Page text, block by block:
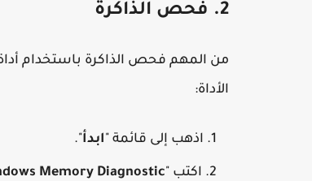
2. فحص الذاكرة
من المهم فحص الذاكرة باستخدام
الأداة:
اذهب إلى قائمة "ابدأ".
اكتب "Memory Diagnostic